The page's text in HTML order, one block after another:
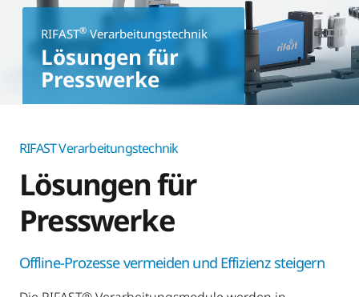
Lösungen für
Presswerke
RIFAST®Verarbeitungstechnik
RIFAST Verarbeitungstechnik
Lösungen für
Presswerke
Offline-Prozesse vermeiden und Effizienz steigern